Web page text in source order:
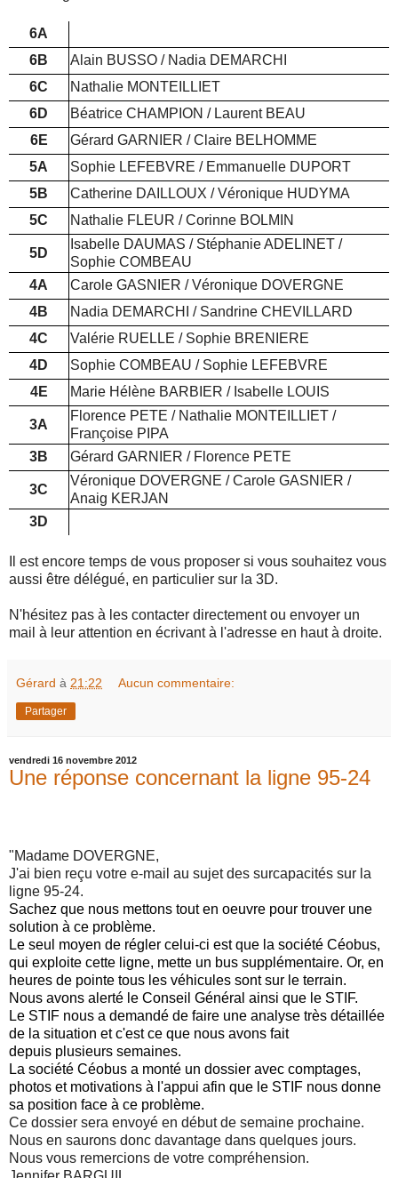
6A
6B
Alain BUSSO / Nadia DEMARCHI
6C
Nathalie MONTEILLIET
6D
Béatrice CHAMPION / Laurent BEAU
6E
Gérard GARNIER / Claire BELHOMME
5A
Sophie LEFEBVRE / Emmanuelle DUPORT
5B
Catherine DAILLOUX / Véronique HUDYMA
5C
Nathalie FLEUR / Corinne BOLMIN
5D
Isabelle DAUMAS / Stéphanie ADELINET /
Sophie COMBEAU
4A
Carole GASNIER / Véronique DOVERGNE
4B
Nadia DEMARCHI / Sandrine CHEVILLARD
4C
Valérie RUELLE / Sophie BRENIERE
4D
Sophie COMBEAU / Sophie LEFEBVRE
4E
Marie Hélène BARBIER / Isabelle LOUIS
3A
Florence PETE / Nathalie MONTEILLIET /
Françoise PIPA
3B
Gérard GARNIER / Florence PETE
3C
Véronique DOVERGNE / Carole GASNIER /
Anaig KERJAN
3D
Il est encore temps de vous proposer si vous souhaitez vous
aussi être délégué, en particulier sur la 3D.
N'hésitez pas à les contacter directement ou envoyer un
mail à leur attention en écrivant à l'adresse en haut à droite.
Gérard à 21:22 Aucun commentaire:
Partager
vendredi 16 novembre 2012
Une réponse concernant la ligne 95-24
"Madame DOVERGNE,
J'ai bien reçu votre e-mail au sujet des surcapacités sur la
ligne 95-24.
Sachez que nous mettons tout en oeuvre pour trouver une
solution à ce problème.
Le seul moyen de régler celui-ci est que la société Céobus,
qui exploite cette ligne, mette un bus supplémentaire. Or, en
heures de pointe tous les véhicules sont sur le terrain.
Nous avons alerté le Conseil Général ainsi que le STIF.
Le STIF nous a demandé de faire une analyse très détaillée
de la situation et c'est ce que nous avons fait
depuis plusieurs semaines.
La société Céobus a monté un dossier avec comptages,
photos et motivations à l'appui afin que le STIF nous donne
sa position face à ce problème.
Ce dossier sera envoyé en début de semaine prochaine.
Nous en saurons donc davantage dans quelques jours.
Nous vous remercions de votre compréhension.